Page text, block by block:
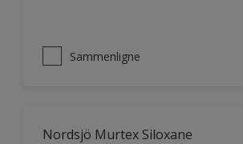
Sammenligne
Nordsjö Murtex Siloxane